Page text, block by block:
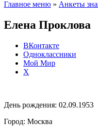
Главное меню » Анкеты
Елена Проклова
ВКонтакте
Одноклассники
Мой Мир
X
День рождения: 02.09.1953
Город: Москва